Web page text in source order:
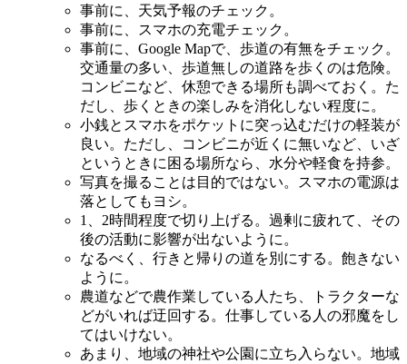
事前に、天気予報のチェック。
事前に、スマホの充電チェック。
事前に、Google Mapで、歩道の有無をチェック。
交通量の多い、歩道無しの道路を歩くのは危険。
コンビニなど、休憩できる場所も調べておく。た
だし、歩くときの楽しみを消化しない程度に。
小銭とスマホをポケットに突っ込むだけの軽装が
良い。ただし、コンビニが近くに無いなど、いざ
というときに困る場所なら、水分や軽食を持参。
写真を撮ることは目的ではない。スマホの電源は
落としてもヨシ。
1、2時間程度で切り上げる。過剰に疲れて、その
後の活動に影響が出ないように。
なるべく、行きと帰りの道を別にする。飽きない
ように。
農道などで農作業している人たち、トラクターな
どがいれば迂回する。仕事している人の邪魔をし
てはいけない。
あまり、地域の神社や公園に立ち入らない。地域